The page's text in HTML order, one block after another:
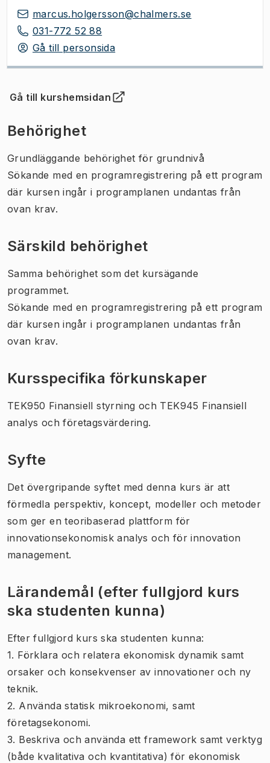
marcus.holgersson@chalmers.se
031-772 52 88
Gå till personsida
Gå till kurshemsidan
(Öppnas i ny flik)
Behörighet
Grundläggande behörighet för grundnivå
Sökande med en programregistrering på ett program
där kursen ingår i programplanen undantas från
ovan krav.
Särskild behörighet
Samma behörighet som det kursägande
programmet.
Sökande med en programregistrering på ett program
där kursen ingår i programplanen undantas från
ovan krav.
Kursspecifika förkunskaper
TEK950 Finansiell styrning och TEK945 Finansiell
analys och företagsvärdering.
Syfte
Det övergripande syftet med denna kurs är att
förmedla perspektiv, koncept, modeller och metoder
som ger en teoribaserad plattform för
innovationsekonomisk analys och för innovation
management.
Lärandemål (efter fullgjord kurs
ska studenten kunna)
Efter fullgjord kurs ska studenten kunna:
1. Förklara och relatera ekonomisk dynamik samt
orsaker och konsekvenser av innovationer och ny
teknik.
2. Använda statisk mikroekonomi, samt
företagsekonomi.
3. Beskriva och använda ett framework samt verktyg
(både kvalitativa och kvantitativa) för ekonomisk